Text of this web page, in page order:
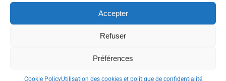
Accepter
Refuser
Préférences
Cookie PolicyUtilisation des cookies et politique de confidentialité
Essentiel MARKETING| Webdesign : WebRelief.fr